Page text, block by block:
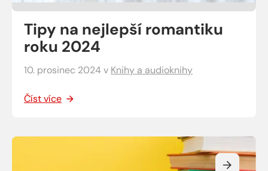
Tipy na nejlepší romantiku
roku 2024
10. prosinec 2024 v Knihy a audioknihy
Číst více